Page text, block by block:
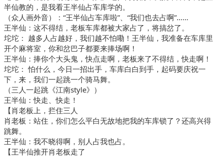
半仙教的，是我看王半仙占车库学的。
（众人画外音）：“王半仙占车库啦”、“我们也去占啊”……
王半仙：这不得结，老板车库都被大家占了，将搞岔了。
坨坨： 越多人占越好，我们越不怕嘞！王半仙，我准备在车库里
开个麻将室，你和岔巴子都要来捧场啊！
王半仙：捧你个大头鬼，快点走啊，老板来了不得结，快走啊！
坨坨： 怕什么，今日一招出手，车库白白到手，起码要庆祝一
下，来，我们一起跳一个骑马舞。
（三人一起跳《江南style》）
王半仙：快走、快走！
【肖老板上，拦住三人
肖老板：站住，你们怎么平白无故地把我的车库锁了？还高兴得
跳舞。
王半仙：我不晓得啊，别人占我也占。
【王半仙推开肖老板走了